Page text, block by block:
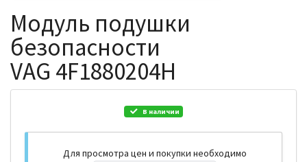
Модуль подушки
безопасности
VAG 4F1880204H
В наличии
Для просмотра цен и покупки необходимо